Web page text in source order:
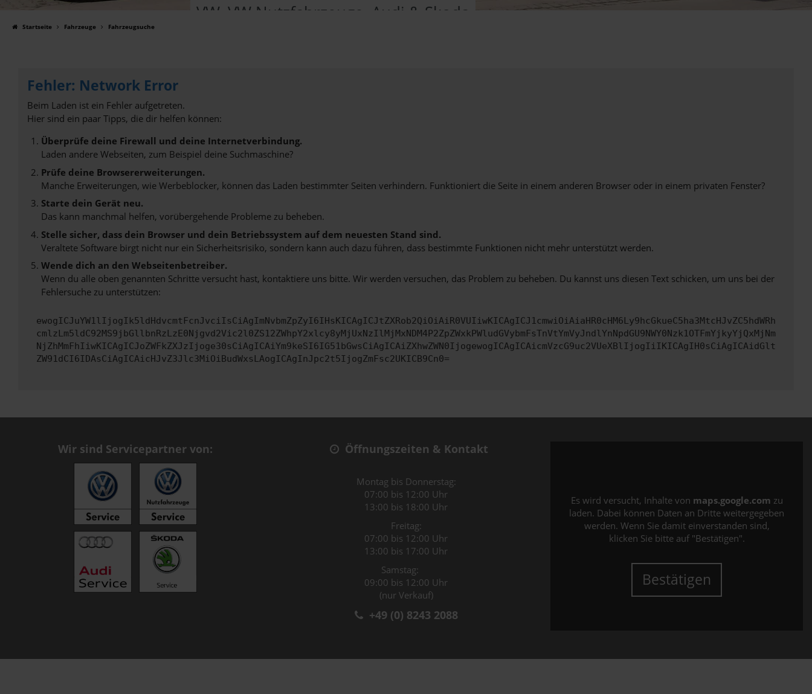
VW, VW Nutzfahrzeuge, Audi & Skoda
Startseite Fahrzeuge Fahrzeugsuche
Fehler: Network Error
Beim Laden ist ein Fehler aufgetreten.
Hier sind ein paar Tipps, die dir helfen können:
Überprüfe deine Firewall und deine Internetverbindung.
Laden andere Webseiten, zum Beispiel deine Suchmaschine?
Prüfe deine Browsererweiterungen.
Manche Erweiterungen, wie Werbeblocker, können das Laden bestimmter Seiten verhindern. Funktioniert die Seite in einem anderen Browser oder in einem privaten Fenster?
Starte dein Gerät neu.
Das kann manchmal helfen, vorübergehende Probleme zu beheben.
Stelle sicher, dass dein Browser und dein Betriebssystem auf dem neuesten Stand sind.
Veraltete Software birgt nicht nur ein Sicherheitsrisiko, sondern kann auch dazu führen, dass bestimmte Funktionen nicht mehr unterstützt werden.
Wende dich an den Webseitenbetreiber.
Wenn du alle oben genannten Schritte versucht hast, kontaktiere uns bitte. Wir werden versuchen, das Problem zu beheben. Du kannst uns diesen Text schicken, um uns bei der
Fehlersuche zu unterstützen:
ewogICJuYW1lIjogIk5ldHdvcmtFcnJvciIsCiAgImNvbmZpZyI6IHsKICAgICJtZXRob2QiOiAiR0VUIiwKICAgICJ1cmwiOiAiaHR0cHM6Ly9hcGkueC5ha3MtcHJvZC5hdWRh
cmlzLm5ldC92MS9jbGllbnRzLzE0Njgvd2Vic2l0ZS12ZWhpY2xlcy8yMjUxNzIlMjMxNDM4P2ZpZWxkPWludGVybmFsTnVtYmVyJndlYnNpdGU9NWY0Nzk1OTFmYjkyYjQxMjNm
NjZhMmFhIiwKICAgICJoZWFkZXJzIjoge30sCiAgICAiYm9keSI6IG51bGwsCiAgICAiZXhwZWN0IjogewogICAgICAicmVzcG9uc2VUeXBlIjogIiIKICAgIH0sCiAgICAidGlt
ZW91dCI6IDAsCiAgICAicHJvZ3Jlc3MiOiBudWxsLAogICAgInJpc2t5IjogZmFsc2UKICB9Cn0=
Wir sind Servicepartner von: Öffnungszeiten & Kontakt
Montag bis Donnerstag:
07:00 bis 12:00 Uhr
13:00 bis 18:00 Uhr
Freitag:
07:00 bis 12:00 Uhr
13:00 bis 17:00 Uhr
Samstag:
09:00 bis 12:00 Uhr
(nur Verkauf)
+49 (0) 8243 2088
Es wird versucht, Inhalte von maps.google.com zu
laden. Dabei können Daten an Dritte weitergegeben
werden. Wenn Sie damit einverstanden sind,
klicken Sie bitte auf "Bestätigen".
Bestätigen